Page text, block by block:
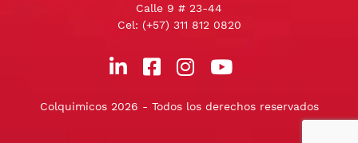
Calle 9 # 23-44
Cel: (+57) 311 812 0820
Colquimicos 2026 - Todos los derechos reservados